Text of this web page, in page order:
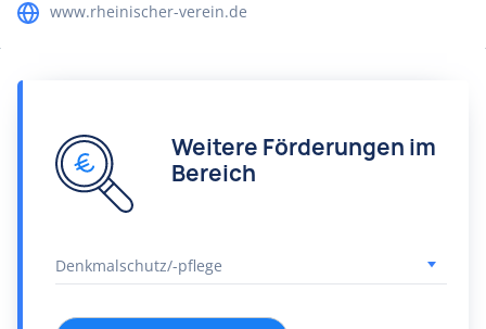
www.rheinischer-verein.de
Weitere Förderungen im
Bereich